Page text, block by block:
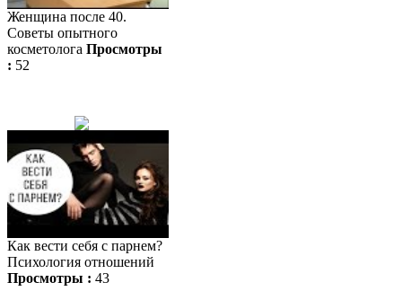
Женщина после 40.
Советы опытного
косметолога Просмотры
: 52
Как вести себя с парнем?
Психология отношений
Просмотры : 43